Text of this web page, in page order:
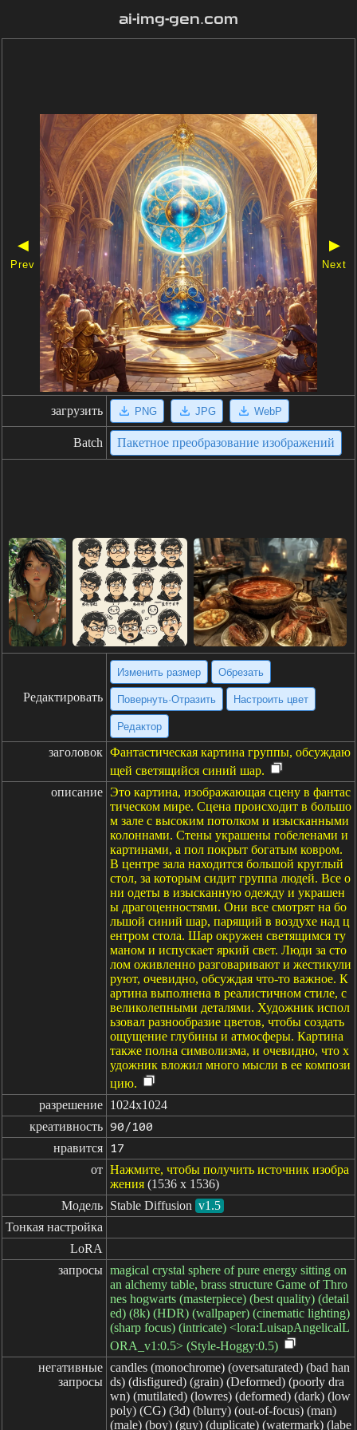
ai-img-gen.com
◀
Prev
▶
Next
загрузить PNG JPG WebP
Batch Пакетное преобразование изображений
Редактировать
Изменить размер Обрезать
Повернуть·Отразить Настроить цвет
Редактор
заголовок Фантастическая картина группы, обсуждаю
щей светящийся синий шар.
описание Это картина, изображающая сцену в фантас
тическом мире. Сцена происходит в большо
м зале с высоким потолком и изысканными
колоннами. Стены украшены гобеленами и
картинами, а пол покрыт богатым ковром.
В центре зала находится большой круглый
стол, за которым сидит группа людей. Все о
ни одеты в изысканную одежду и украшен
ы драгоценностями. Они все смотрят на бо
льшой синий шар, парящий в воздухе над ц
ентром стола. Шар окружен светящимся ту
маном и испускает яркий свет. Люди за сто
лом оживленно разговаривают и жестикули
руют, очевидно, обсуждая что-то важное. К
артина выполнена в реалистичном стиле, с
великолепными деталями. Художник испол
ьзовал разнообразие цветов, чтобы создать
ощущение глубины и атмосферы. Картина
также полна символизма, и очевидно, что х
удожник вложил много мысли в ее компози
цию.
разрешение 1024x1024
креативность 90/100
нравится 17
от Нажмите, чтобы получить источник изобра
жения (1536 x 1536)
Модель Stable Diffusion v1.5
Тонкая настройка
LoRA
запросы magical crystal sphere of pure energy sitting on
an alchemy table, brass structure Game of Thro
nes hogwarts (masterpiece) (best quality) (detail
ed) (8k) (HDR) (wallpaper) (cinematic lighting)
(sharp focus) (intricate) <lora:LuisapAngelicalL
ORA_v1:0.5> (Style-Hoggy:0.5)
негативные
запросы
candles (monochrome) (oversaturated) (bad han
ds) (disfigured) (grain) (Deformed) (poorly dra
wn) (mutilated) (lowres) (deformed) (dark) (low
poly) (CG) (3d) (blurry) (out-of-focus) (man)
(male) (boy) (guy) (duplicate) (watermark) (labe